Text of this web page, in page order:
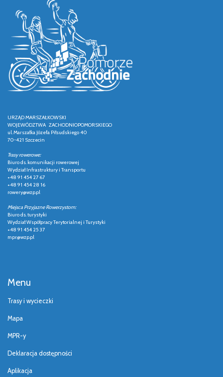
URZĄD MARSZAŁKOWSKI
WOJEWÓDZTWA ZACHODNIOPOMORSKIEGO
ul. Marszałka Józefa Piłsudskiego 40
70-421 Szczecin
Trasy rowerowe:
Biuro ds. komunikacji rowerowej
Wydział Infrastruktury i Transportu
+48 91 454 27 67
+48 91 454 28 16
rowery@wzp.pl
Miejsca Przyjazne Rowerzystom:
Biuro ds. turystyki
Wydział Współpracy Terytorialnej i Turystyki
+48 91 454 25 37
mpr@wzp.pl
Menu
Trasy i wycieczki
Mapa
MPR-y
Deklaracja dostępności
Aplikacja